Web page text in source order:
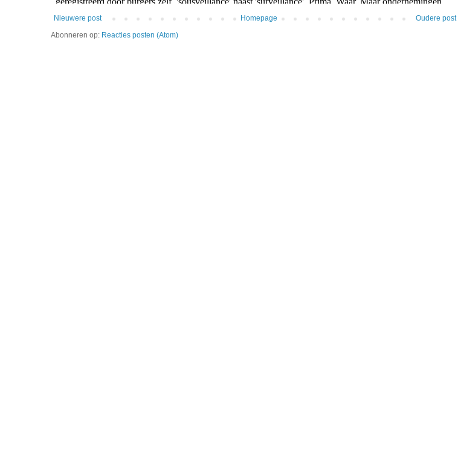
Nieuwere post Oudere post
Homepage
Abonneren op: Reacties posten (Atom)